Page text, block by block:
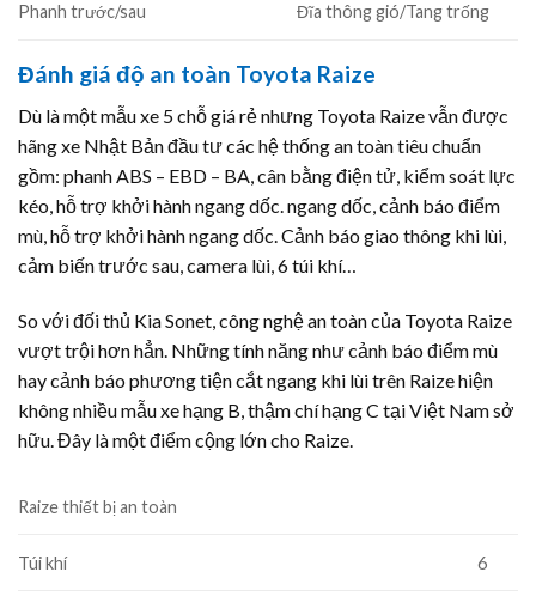
Phanh trước/sau Đĩa thông gió/Tang trống
Đánh giá độ an toàn Toyota Raize
Dù là một mẫu xe 5 chỗ giá rẻ nhưng Toyota Raize vẫn được
hãng xe Nhật Bản đầu tư các hệ thống an toàn tiêu chuẩn
gồm: phanh ABS – EBD – BA, cân bằng điện tử, kiểm soát lực
kéo, hỗ trợ khởi hành ngang dốc. ngang dốc, cảnh báo điểm
mù, hỗ trợ khởi hành ngang dốc. Cảnh báo giao thông khi lùi,
cảm biến trước sau, camera lùi, 6 túi khí…
So với đối thủ Kia Sonet, công nghệ an toàn của Toyota Raize
vượt trội hơn hẳn. Những tính năng như cảnh báo điểm mù
hay cảnh báo phương tiện cắt ngang khi lùi trên Raize hiện
không nhiều mẫu xe hạng B, thậm chí hạng C tại Việt Nam sở
hữu. Đây là một điểm cộng lớn cho Raize.
Raize thiết bị an toàn
Túi khí 6